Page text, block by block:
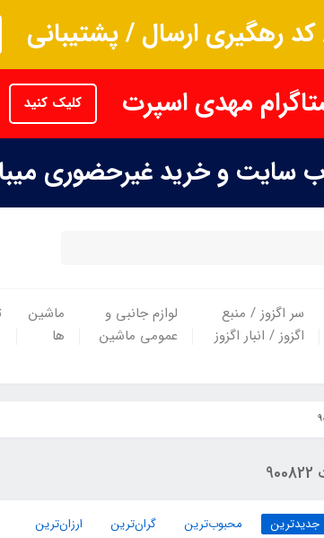
رهگیری ارسال / پشتیبانی
مهدی اسپرت کلیک کنید
سایت و خرید غیرحضوری
سر اگزوز / منبع
اگزوز / انبار اگزوز
لوازم جانبی و
عمومی ماشین
ماشین
ها
جدیدترین محبوب‌ترین گران‌ترین ارزان‌ترین